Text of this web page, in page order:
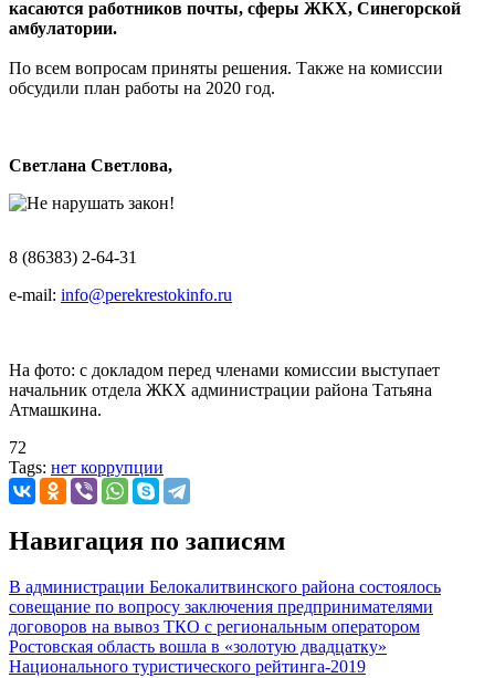
касаются работников почты, сферы ЖКХ, Синегорской
амбулатории.
По всем вопросам приняты решения. Также на комиссии
обсудили план работы на 2020 год.
Светлана Светлова,
8 (86383) 2-64-31
e-mail: info@perekrestokinfo.ru
На фото: c докладом перед членами комиссии выступает
начальник отдела ЖКХ администрации района Татьяна
Атмашкина.
72
Tags: нет коррупции
Навигация по записям
В администрации Белокалитвинского района состоялось
совещание по вопросу заключения предпринимателями
договоров на вывоз ТКО с региональным оператором
Ростовская область вошла в «золотую двадцатку»
Национального туристического рейтинга-2019